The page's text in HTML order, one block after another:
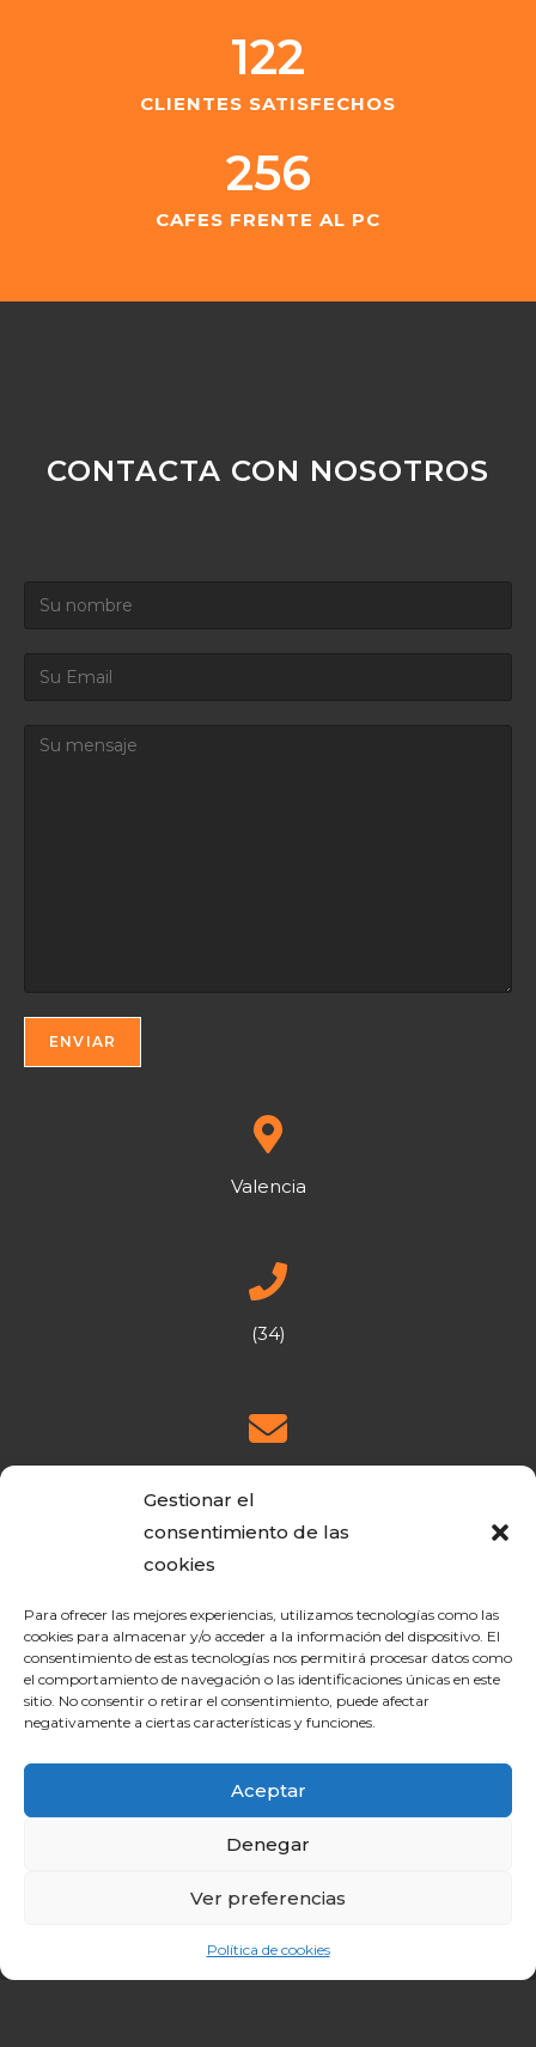
Gestionar el
consentimiento de las
cookies
Para ofrecer las mejores experiencias, utilizamos tecnologías como las
cookies para almacenar y/o acceder a la información del dispositivo. El
consentimiento de estas tecnologías nos permitirá procesar datos como
el comportamiento de navegación o las identificaciones únicas en este
sitio. No consentir o retirar el consentimiento, puede afectar
negativamente a ciertas características y funciones.
Aceptar
Denegar
Ver preferencias
Política de cookies
CLIENTES SATISFECHOS
122
CAFES FRENTE AL PC
256
CONTACTA CON NOSOTROS
Valencia
(34)